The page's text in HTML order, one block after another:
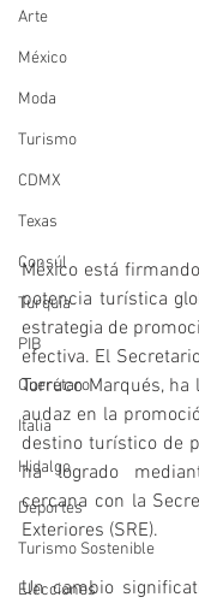
Arte
México
Moda
Turismo
CDMX
Texas
Consúl
Turquía
PIB
Querétaro
Italia
Hidalgo
Deportes
Turismo Sostenible
Elecciones
México está
potencia turística
estrategia de
efectiva. El
Torruco Marqués,
audaz en la
destino turístico de
ha logrado
cercana con la
Exteriores (SRE).
Un cambio